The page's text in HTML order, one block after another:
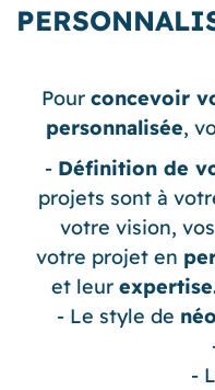
Pour concevoir
personnalisée,
Définition de
projets sont à
votre vision,
votre projet en
et leur
Le style de